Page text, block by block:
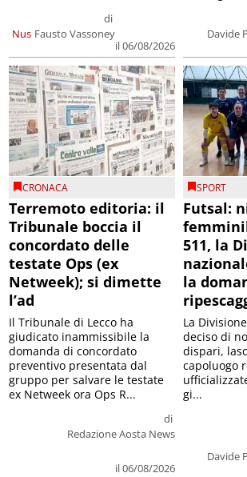
Nus
di
Fausto Vassoney
il 06/08/2026
Davide
CRONACA
Terremoto editoria: il
Tribunale boccia il
concordato delle
testate Ops (ex
Netweek); si dimette
l’ad
di
Redazione Aosta News
il 06/08/2026
Il Tribunale di Lecco ha
giudicato inammissibile la
domanda di concordato
preventivo presentata dal
gruppo per salvare le testate
ex Netweek ora Ops R...
SPORT
Futsal:
511, la
la
Davide
La
deciso di
dispari,
capoluogo
gi...